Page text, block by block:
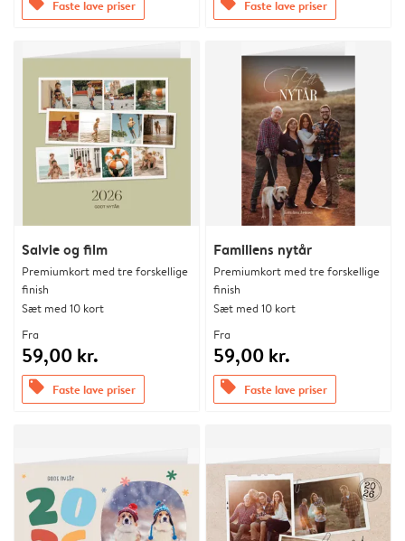
Faste lave priser Faste lave priser
Salvie og film
Premiumkort med tre forskellige
finish
Sæt med 10 kort
Fra
59,00 kr.
offers Faste lave priser
Familiens nytår
Premiumkort med tre forskellige
finish
Sæt med 10 kort
Fra
59,00 kr.
offers Faste lave priser